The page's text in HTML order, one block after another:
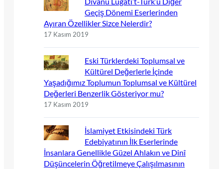
Geçiş Dönemi Eserlerinden
Ayıran Özellikler Sizce Nelerdir?
17 Kasım 2019
Eski Türklerdeki Toplumsal ve
Kültürel Değerlerle İçinde
Yaşadığımız Toplumun Toplumsal ve Kültürel
Değerleri Benzerlik Gösteriyor mu?
17 Kasım 2019
İslamiyet Etkisindeki Türk
Edebiyatının İlk Eserlerinde
İnsanlara Genellikle Güzel Ahlakın ve Dinî
Düşüncelerin Öğretilmeye Çalışılmasının